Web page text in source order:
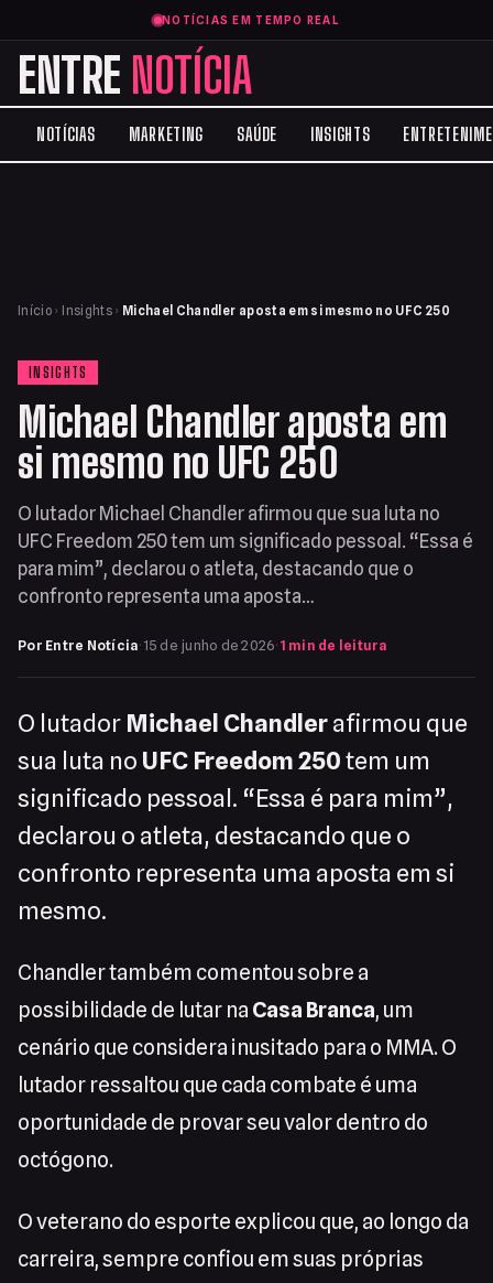
NOTÍCIAS EM TEMPO REAL
ENTRE NOTÍCIA
NOTÍCIAS MARKETING SAÚDE INSIGHTS
Início › Insights › Michael Chandler aposta em si mesmo no UFC 250
INSIGHTS
Michael Chandler aposta em
si mesmo no UFC 250
O lutador Michael Chandler afirmou que sua luta no
UFC Freedom 250 tem um significado pessoal. “Essa é
para mim”, declarou o atleta, destacando que o
confronto representa uma aposta…
Por Entre Notícia· 15 de junho de 2026· 1 min de leitura
O lutador Michael Chandlerafirmou que
sua luta no UFC Freedom 250tem um
significado pessoal. “Essa é para mim”,
declarou o atleta, destacando que o
confronto representa uma aposta em si
mesmo.
Chandler também comentou sobre a
possibilidade de lutar na Casa Branca, um
cenário que considera inusitado para o MMA. O
lutador ressaltou que cada combate é uma
oportunidade de provar seu valor dentro do
octógono.
O veterano do esporte explicou que, ao longo da
carreira, sempre confiou em suas próprias